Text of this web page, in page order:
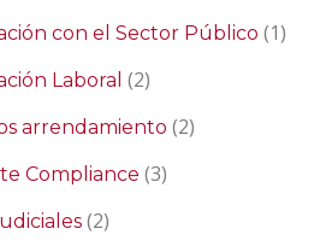
con el Sector Público (1)
Laboral (2)
arrendamiento (2)
Compliance (3)
(2)